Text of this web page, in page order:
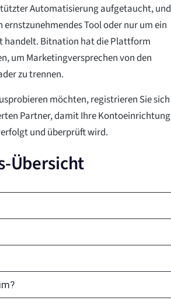
Automatisierung aufgetaucht, und
ernstzunehmendes Tool oder nur um ein
handelt. Bitnation hat die Plattform
um Marketingversprechen von den
zu trennen.
möchten, registrieren Sie sich
Partner, damit Ihre Kontoeinrichtung
und überprüft wird.
Übersicht